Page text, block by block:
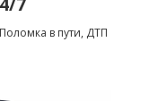
в пути, ДТП